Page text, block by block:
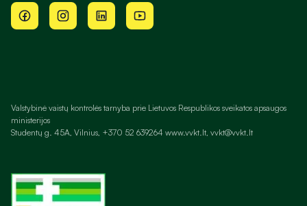
Valstybinė vaistų kontrolės tarnyba prie Lietuvos Respublikos sveikatos apsaugos
ministerijos
Studentų g. 45A, Vilnius, +370 52 639264 www.vvkt.lt, vvkt@vvkt.lt